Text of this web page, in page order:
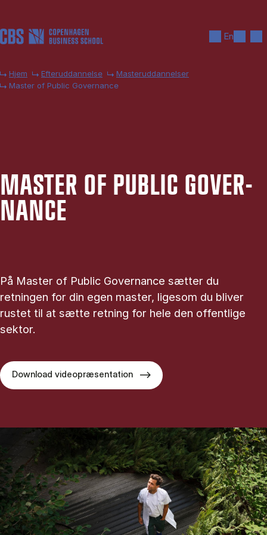
En
Hjem Efteruddannelse
Masteruddannelser
Master of Public Governance
MA­STER OF PU­BLIC GOVER­
NAN­CE
På Master of Public Governance sætter du
retningen for din egen master, ligesom du bliver
rustet til at sætte retning for hele den offentlige
sektor.
Download videopræsentation